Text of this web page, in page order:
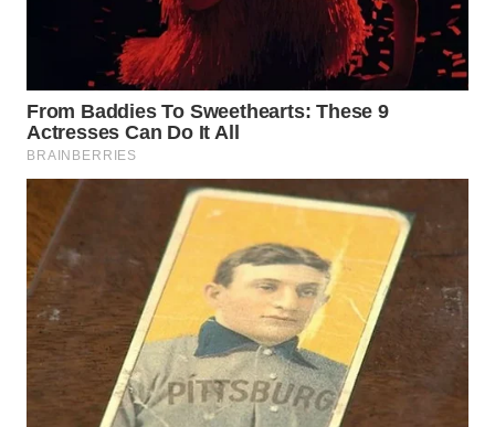
PRIANGAN
WN
SEMARANG
WN
SOLO
BOROBUDUR
WN
MADURA